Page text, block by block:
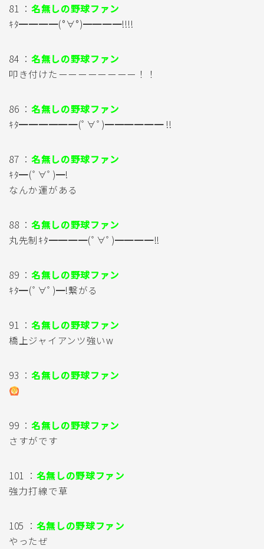
81 ： 名無しの野球ファン
ｷﾀ━━━━(°∀°)━━━━!!!!
84 ： 名無しの野球ファン
叩き付けたーーーーーーーー！！
86 ： 名無しの野球ファン
ｷﾀ━━━━━━(ﾟ∀ﾟ)━━━━━━ !!
87 ： 名無しの野球ファン
ｷﾀ━(ﾟ∀ﾟ)━!
なんか運がある
88 ： 名無しの野球ファン
丸先制ｷﾀ━━━━(ﾟ∀ﾟ)━━━━!!
89 ： 名無しの野球ファン
ｷﾀ━(ﾟ∀ﾟ)━!繋がる
91 ： 名無しの野球ファン
橋上ジャイアンツ強いw
93 ： 名無しの野球ファン
99 ： 名無しの野球ファン
さすがです
101 ： 名無しの野球ファン
強力打線で草
105 ： 名無しの野球ファン
やったぜ